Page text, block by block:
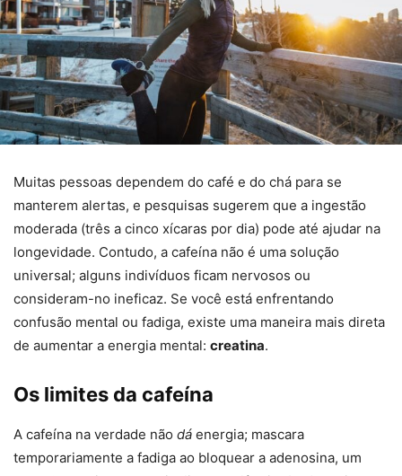
Muitas pessoas dependem do café e do chá para se
manterem alertas, e pesquisas sugerem que a ingestão
moderada (três a cinco xícaras por dia) pode até ajudar na
longevidade. Contudo, a cafeína não é uma solução
universal; alguns indivíduos ficam nervosos ou
consideram-no ineficaz. Se você está enfrentando
confusão mental ou fadiga, existe uma maneira mais direta
de aumentar a energia mental: creatina.
Os limites da cafeína
A cafeína na verdade não dá energia; mascara
temporariamente a fadiga ao bloquear a adenosina, um